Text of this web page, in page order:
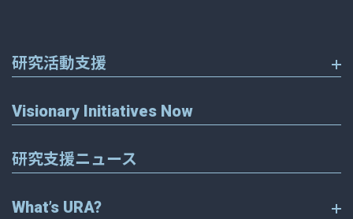
研究活動支援
Visionary Initiatives Now
研究支援ニュース
What’s URA?